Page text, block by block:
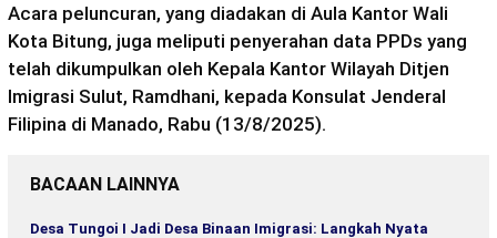
Acara peluncuran, yang diadakan di Aula Kantor Wali
Kota Bitung, juga meliputi penyerahan data PPDs yang
telah dikumpulkan oleh Kepala Kantor Wilayah Ditjen
Imigrasi Sulut, Ramdhani, kepada Konsulat Jenderal
Filipina di Manado, Rabu (13/8/2025).
BACAAN LAINNYA
Desa Tungoi I Jadi Desa Binaan Imigrasi: Langkah Nyata